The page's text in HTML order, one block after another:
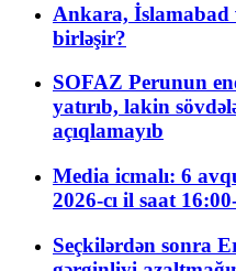
Ankara, İslamabad
birləşir?
SOFAZ Perunun
yatırıb, lakin
açıqlamayıb
Media icmalı: 6
2026-cı il saat
Seçkilərdən sonra